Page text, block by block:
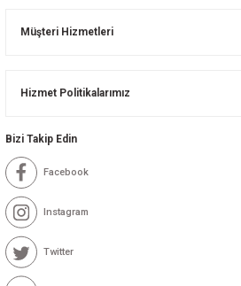
Müşteri Hizmetleri
Hizmet Politikalarımız
Bizi Takip Edin
Facebook
Instagram
Twitter